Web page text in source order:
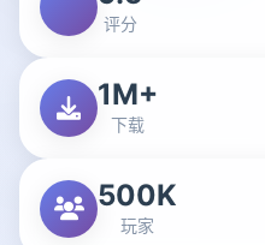
评分
1M+
下载
500K
玩家